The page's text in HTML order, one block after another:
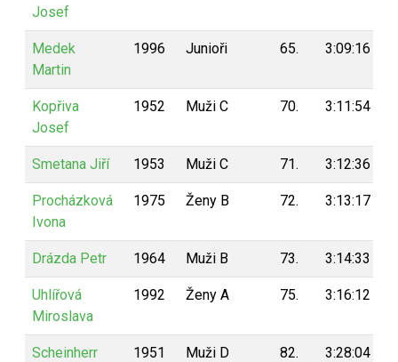
Josef
Medek
Martin
1996 Junioři 65. 3:09:16
Kopřiva
Josef
1952 Muži C 70. 3:11:54
Smetana Jiří 1953 Muži C 71. 3:12:36
Procházková
Ivona
1975 Ženy B 72. 3:13:17
Drázda Petr 1964 Muži B 73. 3:14:33
Uhlířová
Miroslava
1992 Ženy A 75. 3:16:12
Scheinherr
1951 Muži D 82. 3:28:04